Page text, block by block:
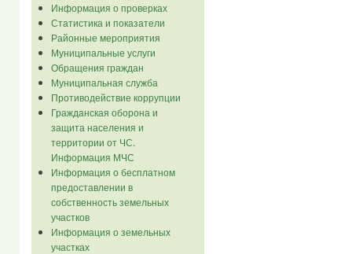
Информация о проверках
Статистика и показатели
Районные мероприятия
Муниципальные услуги
Обращения граждан
Муниципальная служба
Противодействие коррупции
Гражданская оборона и
защита населения и
территории от ЧС.
Информация МЧС
Информация о бесплатном
предоставлении в
собственность земельных
участков
Информация о земельных
участках